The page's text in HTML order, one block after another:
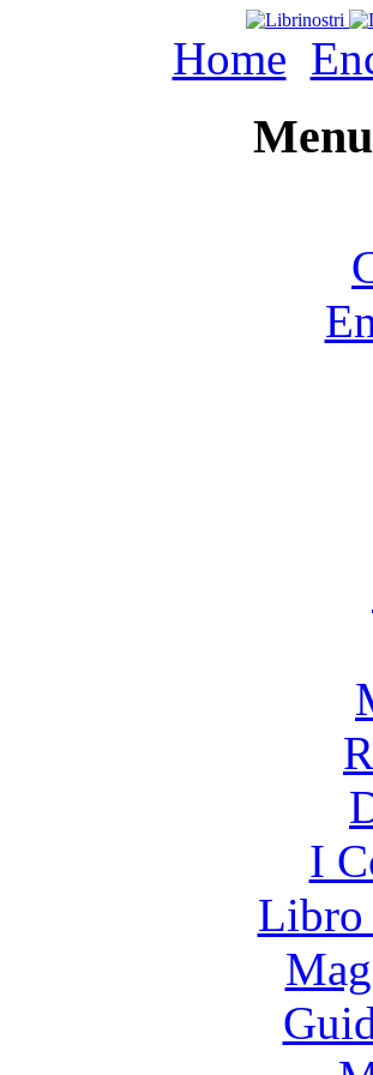
Home
I
Libro